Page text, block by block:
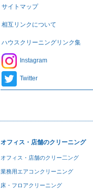
サイトマップ
相互リンクについて
ハウスクリーニングリンク集
Instagram
Twitter
オフィス・店舗のクリーニング
オフィス・店舗のクリー二ング
業務用エアコンクリーニング
床・フロアクリーニング